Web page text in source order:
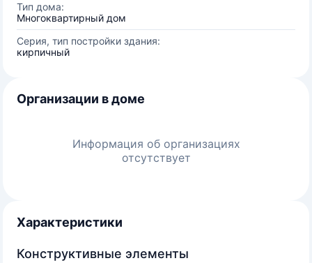
Тип дома:
Многоквартирный дом
Серия, тип постройки здания:
кирпичный
Организации в доме
Информация об организациях
отсутствует
Характеристики
Конструктивные элементы